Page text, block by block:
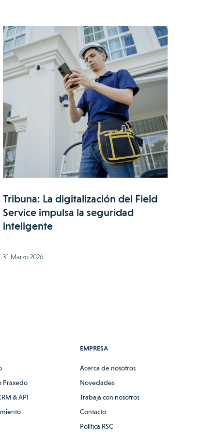
Tribuna: La digitalización del Field
Service impulsa la seguridad
inteligente
31 Marzo 2026
Praxedo
& API
EMPRESA
Acerca de nosotros
Novedades
Trabaja con nosotros
Contacto
Política RSC